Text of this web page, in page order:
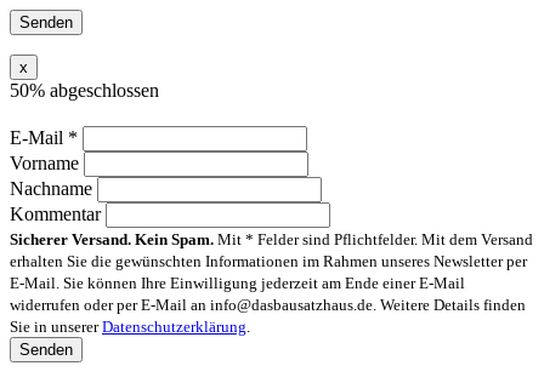
x
50% abgeschlossen
E-Mail *
Vorname
Nachname
Kommentar
Sicherer Versand. Kein Spam. Mit * Felder sind Pflichtfelder. Mit dem Versand
erhalten Sie die gewünschten Informationen im Rahmen unseres Newsletter per
E-Mail. Sie können Ihre Einwilligung jederzeit am Ende einer E-Mail
widerrufen oder per E-Mail an info@dasbausatzhaus.de. Weitere Details finden
Sie in unsererDatenschutzerklärung